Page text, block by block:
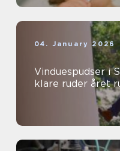
04. January 2026
Vinduespudser i
klare ruder året